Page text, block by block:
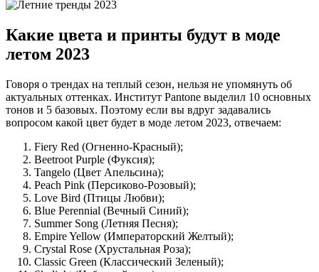
Какие цвета и принты будут в моде
летом 2023
Говоря о трендах на теплый сезон, нельзя не упомянуть об
актуальных оттенках. Институт Pantone выделил 10 основных
тонов и 5 базовых. Поэтому если вы вдруг задавались
вопросом какой цвет будет в моде летом 2023, отвечаем:
Fiery Red (Огненно-Красный);
Beetroot Purple (Фуксия);
Tangelo (Цвет Апельсина);
Peach Pink (Персиково-Розовый);
Love Bird (Птицы Любви);
Blue Perennial (Вечный Синий);
Summer Song (Летняя Песня);
Empire Yellow (Императорский Желтый);
Crystal Rose (Хрустальная Роза);
Classic Green (Классический Зеленый);